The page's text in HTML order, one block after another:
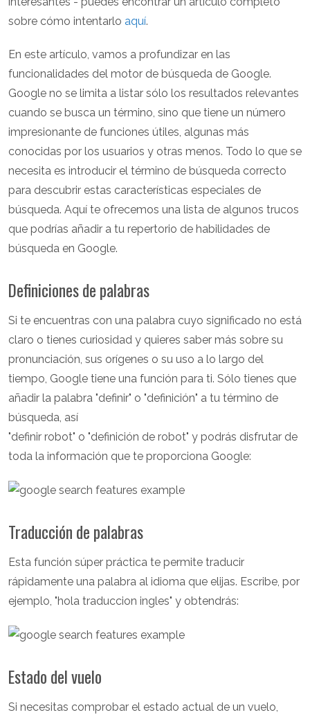
sobre cómo intentarlo aquí.
En este artículo, vamos a profundizar en las
funcionalidades del motor de búsqueda de Google.
Google no se limita a listar sólo los resultados relevantes
cuando se busca un término, sino que tiene un número
impresionante de funciones útiles, algunas más
conocidas por los usuarios y otras menos. Todo lo que se
necesita es introducir el término de búsqueda correcto
para descubrir estas características especiales de
búsqueda. Aquí te ofrecemos una lista de algunos trucos
que podrías añadir a tu repertorio de habilidades de
búsqueda en Google.
Definiciones de palabras
Si te encuentras con una palabra cuyo significado no está
claro o tienes curiosidad y quieres saber más sobre su
pronunciación, sus orígenes o su uso a lo largo del
tiempo, Google tiene una función para ti. Sólo tienes que
añadir la palabra "definir" o "definición" a tu término de
búsqueda, así
"definir robot" o "definición de robot" y podrás disfrutar de
toda la información que te proporciona Google:
Traducción de palabras
Esta función súper práctica te permite traducir
rápidamente una palabra al idioma que elijas. Escribe, por
ejemplo, "hola traduccion ingles" y obtendrás:
Estado del vuelo
Si necesitas comprobar el estado actual de un vuelo,